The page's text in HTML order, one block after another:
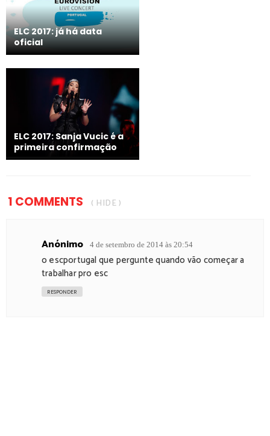
ELC 2017: já há data
oficial
ELC 2017: Sanja Vucic é a
primeira confirmação
1 COMMENTS ( HIDE )
Anónimo 4 de setembro de 2014 às 20:54
o escportugal que pergunte quando vão começar a
trabalhar pro esc
RESPONDER